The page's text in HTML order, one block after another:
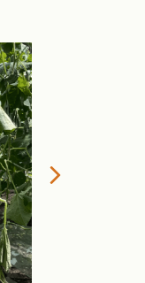
de
Next